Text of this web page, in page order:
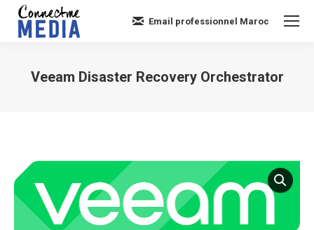
Email professionnel Maroc
Veeam Disaster Recovery Orchestrator